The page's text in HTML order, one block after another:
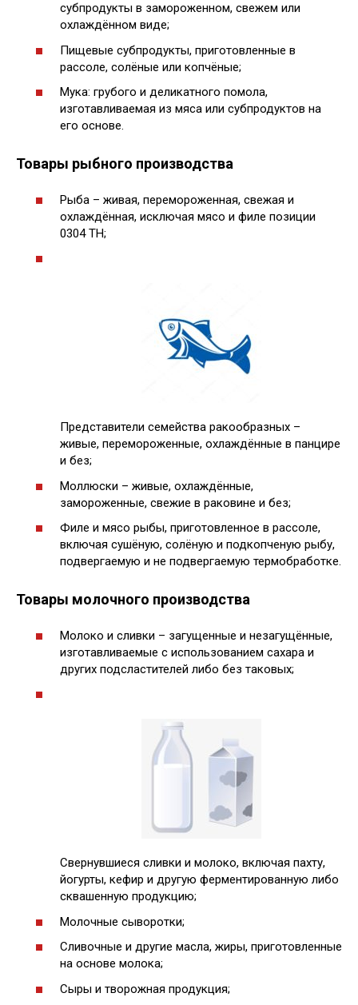
субпродукты в замороженном, свежем или
охлаждённом виде;
Пищевые субпродукты, приготовленные в
рассоле, солёные или копчёные;
Мука: грубого и деликатного помола,
изготавливаемая из мяса или субпродуктов на
его основе.
Товары рыбного производства
Рыба – живая, перемороженная, свежая и
охлаждённая, исключая мясо и филе позиции
0304 ТН;
Представители семейства ракообразных –
живые, перемороженные, охлаждённые в панцире
и без;
Моллюски – живые, охлаждённые,
замороженные, свежие в раковине и без;
Филе и мясо рыбы, приготовленное в рассоле,
включая сушёную, солёную и подкопченую рыбу,
подвергаемую и не подвергаемую термобработке.
Товары молочного производства
Молоко и сливки – загущенные и незагущённые,
изготавливаемые с использованием сахара и
других подсластителей либо без таковых;
Свернувшиеся сливки и молоко, включая пахту,
йогурты, кефир и другую ферментированную либо
сквашенную продукцию;
Молочные сыворотки;
Сливочные и другие масла, жиры, приготовленные
на основе молока;
Сыры и творожная продукция;